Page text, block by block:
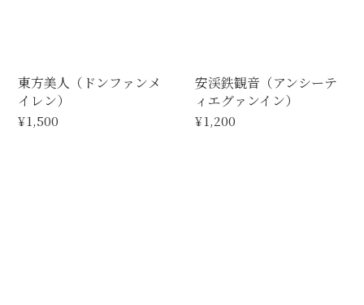
東方美人（ドンファンメ
イレン）
¥1,500
安渓鉄観音（アンシーテ
ィエグァンイン）
¥1,200